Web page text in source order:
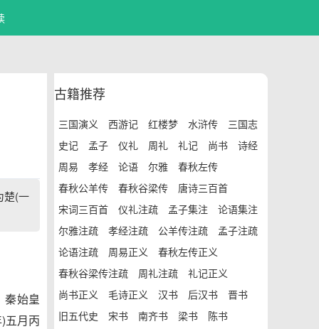
楚(一
秦始皇
五月丙
古籍推荐
三国演义 西游记 红楼梦 水浒传
三国志
史记
孟子 仪礼 周礼 礼记 尚书
诗经
周易
孝经 论语 尔雅
春秋左传
春秋公羊传
春秋谷梁传
唐诗三百首
宋词三百首
仪礼注疏 孟子集注
论语集注
尔雅注疏
孝经注疏 公羊传注疏
孟子注疏
论语注疏
周易正义
春秋左传正义
春秋谷梁传注疏
周礼注疏
礼记正义
尚书正义
毛诗正义 汉书 后汉书
晋书
旧五代史
宋书 南齐书 梁书
陈书